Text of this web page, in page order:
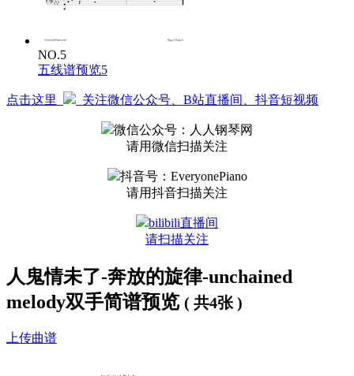
NO.5
五线谱预览5
点击这里 关注微信公众号、B站直播间、抖音短视频
微信公众号：人人钢琴网
请用微信扫描关注
抖音号：EveryonePiano
请用抖音扫描关注
bilibili直播间
请扫描关注
人鬼情未了-奔放的旋律-unchained
melody双手简谱预览 ( 共4张 )
上传曲谱